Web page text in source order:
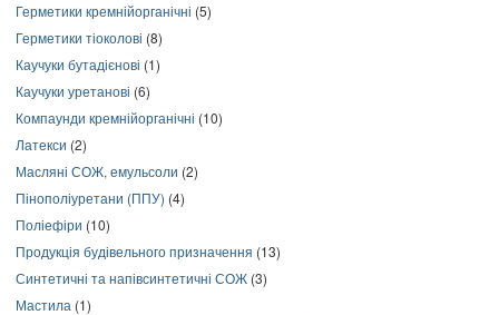
Герметики кремнійорганічні (5)
Герметики тіоколові (8)
Каучуки бутадієнові (1)
Каучуки уретанові (6)
Компаунди кремнійорганічні (10)
Латекси (2)
Масляні СОЖ, емульсоли (2)
Пінополіуретани (ППУ) (4)
Поліефіри (10)
Продукція будівельного призначення (13)
Синтетичні та напівсинтетичні СОЖ (3)
Мастила (1)